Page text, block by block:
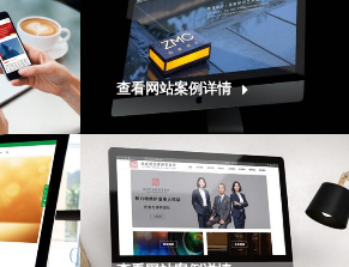
查看网站案例详情